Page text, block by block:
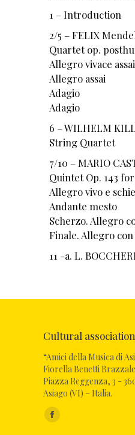
1 – Introduction
2/5 – FELIX
Quartet op.
Allegro vivace assai
Allegro assai
Adagio
Adagio
6 – WILHELM
String Quartet
7/10 – MARIO
Quintet Op. 143
Allegro vivo e
Andante mesto
Scherzo. Allegro
Finale. Allegro
11 -a. L.
Cultural association
“Amici della Musica di
Fiorella Benetti
Piazza Reggenza, 3 -
Asiago (VI) – Italia.
Find us on: